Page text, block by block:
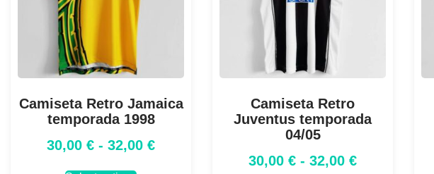
Camiseta Retro Jamaica
temporada 1998
30,00 € - 32,00 €
Camiseta Retro
Juventus temporada
04/05
30,00 € - 32,00 €